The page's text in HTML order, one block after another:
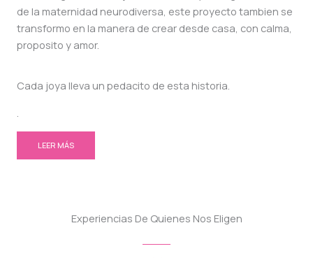
de la maternidad neurodiversa, este proyecto tambien se
transformo en la manera de crear desde casa, con calma,
proposito y amor.
Cada joya lleva un pedacito de esta historia.
.
LEER MÁS
Experiencias De Quienes Nos Eligen